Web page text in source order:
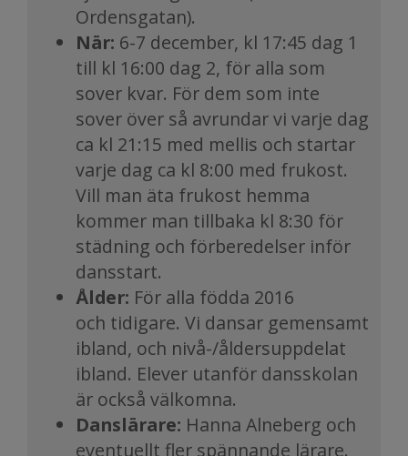
Ordensgatan).
När: 6-7 december, kl 17:45 dag 1
till kl 16:00 dag 2, för alla som
sover kvar. För dem som inte
sover över så avrundar vi varje dag
ca kl 21:15 med mellis och startar
varje dag ca kl 8:00 med frukost.
Vill man äta frukost hemma
kommer man tillbaka kl 8:30 för
städning och förberedelser inför
dansstart.
​​​​​​​Ålder: För alla födda 2016
och tidigare. Vi dansar gemensamt
ibland, och nivå-/åldersuppdelat
ibland. Elever utanför dansskolan
är också välkomna.
Danslärare: Hanna Alneberg och
eventuellt fler spännande lärare.